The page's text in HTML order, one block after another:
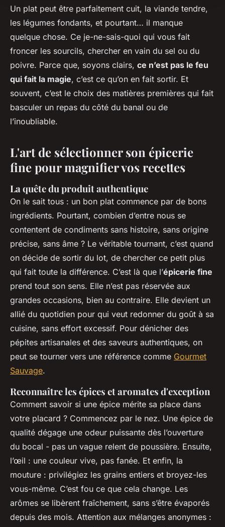
Un plat peut être parfaitement cuit, la viande tendre,
les légumes fondants, et pourtant… il manque
quelque chose. Ce je-ne-sais-quoi qui vous fait
froncer les sourcils, chercher en vain du sel ou du
poivre. Parce que, soyons clairs, ce n’est pas le feu
qui fait la magie, c’est ce qu’on en fait sortir. Et
souvent, c’est le choix des matières premières qui fait
basculer un repas du côté du banal ou de
l’inoubliable.
L'art de sélectionner son épicerie
fine pour magnifier vos recettes
La quête du produit authentique
On le sait tous : un bon plat commence par de bons
ingrédients. Pourtant, combien d’entre nous se
contentent de condiments sans histoire, sans origine
précise, sans âme ? Le véritable tournant, c’est quand
on décide de sortir du lot, de chercher ce petit plus
qui fait toute la différence. C’est là que l’épicerie fine
prend tout son sens. Elle n’est pas réservée aux
grandes occasions, bien au contraire. Elle devient un
allié du quotidien pour qui veut redonner du goût à sa
cuisine, sans effort excessif. Pour dénicher des
pépites artisanales et des saveurs authentiques, on
peut se tourner vers une référence comme Gourmet
Sauvage.
Reconnaître les épices et aromates d'exception
Comment savoir si une épice mérite sa place dans
votre placard ? Commencez par le nez. Une épice de
qualité dégage une odeur puissante dès l’ouverture
du bocal - pas un vague relent de poussière. Ensuite,
l’œil : une couleur vive, pas fanée. Et enfin, la
mouture : privilégiez les grains entiers et broyez-les
vous-même. C’est fou ce que cela change. Les
arômes se libèrent fraîchement, sans s’être évaporés
depuis des mois. Attention aux mélanges anonymes :